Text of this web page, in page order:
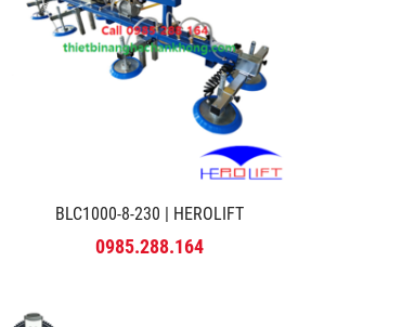
BLC1000-8-230 | HEROLIFT
0985.288.164